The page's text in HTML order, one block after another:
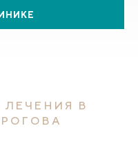
В КЛИНИКЕ
В